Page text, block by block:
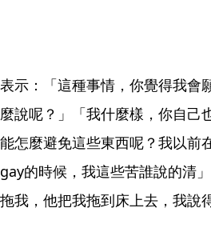
示：「這種事情，你覺得我會
說呢？」「我什麼樣，你自己
怎麼避免這些東西呢？我以前
的時候，我這些苦誰說的清
我，他把我拖到床上去，我說